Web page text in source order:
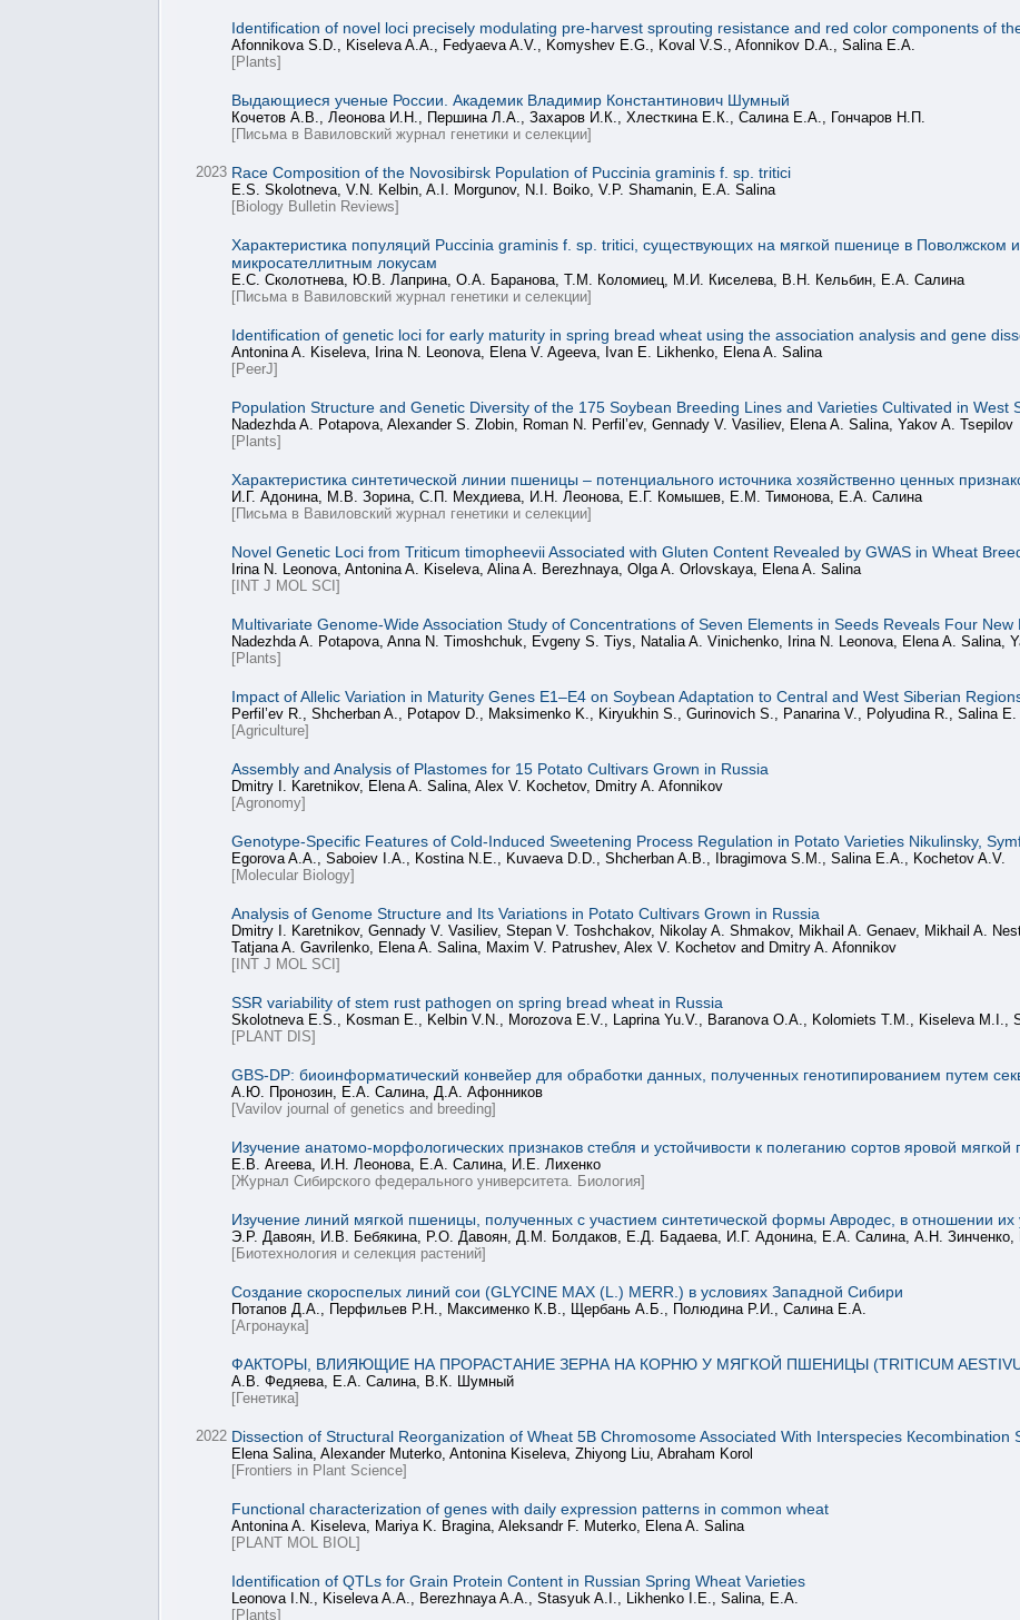
Identification of novel loci precisely modulating pre-harvest sprouting resistance and red color components of
Afonnikova S.D., Kiseleva A.A., Fedyaeva A.V., Komyshev E.G., Koval V.S., Afonnikov D.A., Salina E.A.
[Plants]
Выдающиеся ученые России. Академик Владимир Константинович Шумный
Кочетов А.В., Леонова И.Н., Першина Л.А., Захаров И.К., Хлесткина Е.К., Салина Е.А., Гончаров Н.П.
[Письма в Вавиловский журнал генетики и селекции]
2023 Race Composition of the Novosibirsk Population of Puccinia graminis f. sp. tritici
E.S. Skolotneva, V.N. Kelbin, A.I. Morgunov, N.I. Boiko, V.P. Shamanin, E.A. Salina
[Biology Bulletin Reviews]
Характеристика популяций Puccinia graminis f. sp. tritici, существующих на мягкой пшенице в Поволжском
микросателлитным локусам
Е.С. Сколотнева, Ю.В. Лаприна, О.А. Баранова, Т.М. Коломиец, М.И. Киселева, В.Н. Кельбин, Е.А. Салина
[Письма в Вавиловский журнал генетики и селекции]
Identification of genetic loci for early maturity in spring bread wheat using the association analysis and gene
Antonina A. Kiseleva, Irina N. Leonova, Elena V. Ageeva, Ivan E. Likhenko, Elena A. Salina
[PeerJ]
Population Structure and Genetic Diversity of the 175 Soybean Breeding Lines and Varieties Cultivated in West
Nadezhda A. Potapova, Alexander S. Zlobin, Roman N. Perfil’ev, Gennady V. Vasiliev, Elena A. Salina, Yakov A. Tsepilov
[Plants]
Характеристика синтетической линии пшеницы – потенциального источника хозяйственно ценных
И.Г. Адонина, М.В. Зорина, С.П. Мехдиева, И.Н. Леонова, Е.Г. Комышев, Е.М. Тимонова, Е.А. Салина
[Письма в Вавиловский журнал генетики и селекции]
Novel Genetic Loci from Triticum timopheevii Associated with Gluten Content Revealed by GWAS in Wheat
Irina N. Leonova, Antonina A. Kiseleva, Alina A. Berezhnaya, Olga A. Orlovskaya, Elena A. Salina
[INT J MOL SCI]
Multivariate Genome-Wide Association Study of Concentrations of Seven Elements in Seeds Reveals Four
Nadezhda A. Potapova, Anna N. Timoshchuk, Evgeny S. Tiys, Natalia A. Vinichenko, Irina N. Leonova, Elena A. Salina,
[Plants]
Impact of Allelic Variation in Maturity Genes E1–E4 on Soybean Adaptation to Central and West Siberian
Perfil’ev R., Shcherban A., Potapov D., Maksimenko K., Kiryukhin S., Gurinovich S., Panarina V., Polyudina R., Salina E.
[Agriculture]
Assembly and Analysis of Plastomes for 15 Potato Cultivars Grown in Russia
Dmitry I. Karetnikov, Elena A. Salina, Alex V. Kochetov, Dmitry A. Afonnikov
[Agronomy]
Genotype-Specific Features of Cold-Induced Sweetening Process Regulation in Potato Varieties Nikulinsky,
Egorova A.A., Saboiev I.A., Kostina N.E., Kuvaeva D.D., Shcherban A.B., Ibragimova S.M., Salina E.A., Kochetov A.V.
[Molecular Biology]
Analysis of Genome Structure and Its Variations in Potato Cultivars Grown in Russia
Dmitry I. Karetnikov, Gennady V. Vasiliev, Stepan V. Toshchakov, Nikolay A. Shmakov, Mikhail A. Genaev, Mikhail A.
Tatjana A. Gavrilenko, Elena A. Salina, Maxim V. Patrushev, Alex V. Kochetov and Dmitry A. Afonnikov
[INT J MOL SCI]
SSR variability of stem rust pathogen on spring bread wheat in Russia
Skolotneva E.S., Kosman E., Kelbin V.N., Morozova E.V., Laprina Yu.V., Baranova O.A., Kolomiets T.M., Kiseleva M.I.,
[PLANT DIS]
GBS-DP: биоинформатический конвейер для обработки данных, полученных генотипированием путем
А.Ю. Пронозин, Е.А. Салина, Д.А. Афонников
[Vavilov journal of genetics and breeding]
Изучение анатомо-морфологических признаков стебля и устойчивости к полеганию сортов яровой
Е.В. Агеева, И.Н. Леонова, Е.А. Салина, И.Е. Лихенко
[Журнал Сибирского федерального университета. Биология]
Изучение линий мягкой пшеницы, полученных с участием синтетической формы Авродес, в отношении их
Э.Р. Давоян, И.В. Бебякина, Р.О. Давоян, Д.М. Болдаков, Е.Д. Бадаева, И.Г. Адонина, Е.А. Салина, А.Н.
[Биотехнология и селекция растений]
Создание скороспелых линий сои (GLYCINE MAX (L.) MERR.) в условиях Западной Сибири
Потапов Д.А., Перфильев Р.Н., Максименко К.В., Щербань А.Б., Полюдина Р.И., Салина Е.А.
[Агронаука]
ФАКТОРЫ, ВЛИЯЮЩИЕ НА ПРОРАСТАНИЕ ЗЕРНА НА КОРНЮ У МЯГКОЙ ПШЕНИЦЫ (TRITICUM
А.В. Федяева, Е.А. Салина, В.К. Шумный
[Генетика]
2022 Dissection of Structural Reorganization of Wheat 5B Сhromosome Associated With Interspecies Кecombination
Elena Salina, Alexander Muterko, Antonina Kiseleva, Zhiyong Liu, Abraham Korol
[Frontiers in Plant Science]
Functional characterization of genes with daily expression patterns in common wheat
Antonina A. Kiseleva, Mariya K. Bragina, Aleksandr F. Muterko, Elena A. Salina
[PLANT MOL BIOL]
Identification of QTLs for Grain Protein Content in Russian Spring Wheat Varieties
Leonova I.N., Kiseleva A.A., Berezhnaya A.A., Stasyuk A.I., Likhenko I.E., Salina, E.A.
[Plants]